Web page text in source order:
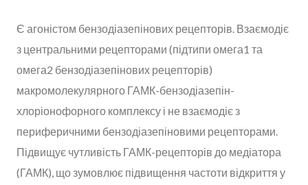
Є агоністом бензодіазепінових рецепторів. Взаємодіє
з центральними рецепторами (підтипи омега1 та
омега2 бензодіазепінових рецепторів)
макромолекулярного ГАМК-бензодіазепін-
хлоріонофорного комплексу і не взаємодіє з
периферичними бензодіазепіновими рецепторами.
Підвищує чутливість ГАМК-рецепторів до медіатора
(ГАМК), що зумовлює підвищення частоти відкриття у